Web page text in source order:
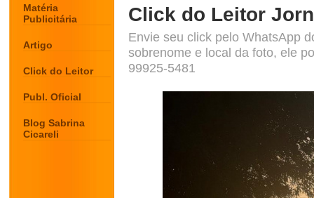
Matéria
Publicitária
Artigo
Click do Leitor
Publ. Oficial
Blog Sabrina
Cicareli
Click do Leitor
Envie seu click pelo WhatsApp
sobrenome e local da foto, ele
99925-5481